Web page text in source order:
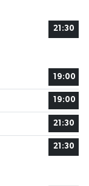
21:30
19:00
19:00
21:30
21:30